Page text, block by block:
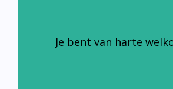
Je bent van harte